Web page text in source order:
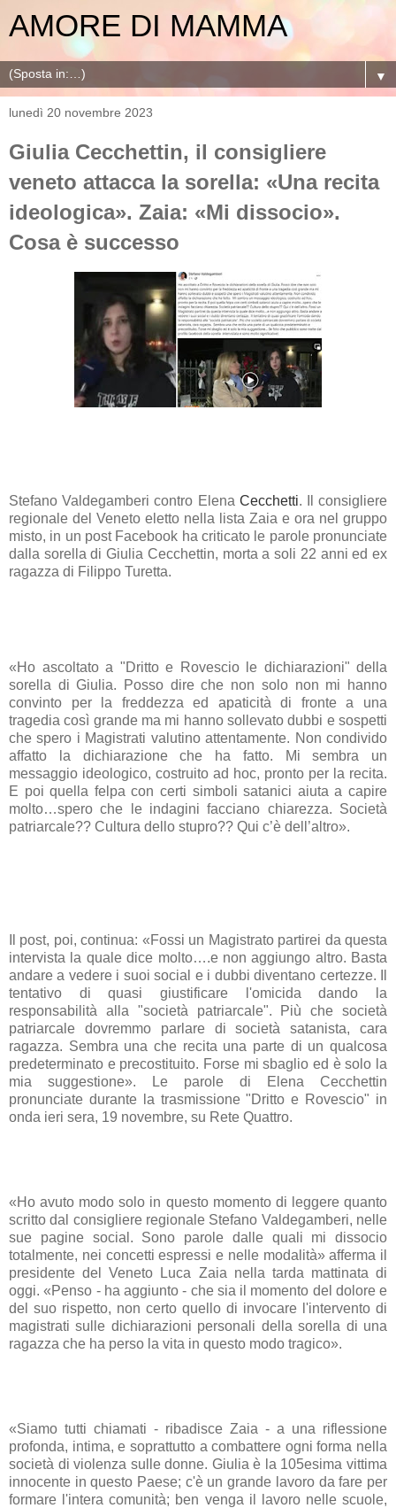
AMORE DI MAMMA
▼
lunedì 20 novembre 2023
Giulia Cecchettin, il consigliere
veneto attacca la sorella: «Una recita
ideologica». Zaia: «Mi dissocio».
Cosa è successo
Stefano Valdegamberi contro Elena Cecchetti. Il consigliere
regionale del Veneto eletto nella lista Zaia e ora nel gruppo
misto, in un post Facebook ha criticato le parole pronunciate
dalla sorella di Giulia Cecchettin, morta a soli 22 anni ed ex
ragazza di Filippo Turetta.
«Ho ascoltato a "Dritto e Rovescio le dichiarazioni" della
sorella di Giulia. Posso dire che non solo non mi hanno
convinto per la freddezza ed apaticità di fronte a una
tragedia così grande ma mi hanno sollevato dubbi e sospetti
che spero i Magistrati valutino attentamente. Non condivido
affatto la dichiarazione che ha fatto. Mi sembra un
messaggio ideologico, costruito ad hoc, pronto per la recita.
E poi quella felpa con certi simboli satanici aiuta a capire
molto…spero che le indagini facciano chiarezza. Società
patriarcale?? Cultura dello stupro?? Qui c’è dell’altro».
Il post, poi, continua: «Fossi un Magistrato partirei da questa
intervista la quale dice molto….e non aggiungo altro. Basta
andare a vedere i suoi social e i dubbi diventano certezze. Il
tentativo di quasi giustificare l'omicida dando la
responsabilità alla "società patriarcale". Più che società
patriarcale dovremmo parlare di società satanista, cara
ragazza. Sembra una che recita una parte di un qualcosa
predeterminato e precostituito. Forse mi sbaglio ed è solo la
mia suggestione». Le parole di Elena Cecchettin
pronunciate durante la trasmissione "Dritto e Rovescio" in
onda ieri sera, 19 novembre, su Rete Quattro.
«Ho avuto modo solo in questo momento di leggere quanto
scritto dal consigliere regionale Stefano Valdegamberi, nelle
sue pagine social. Sono parole dalle quali mi dissocio
totalmente, nei concetti espressi e nelle modalità» afferma il
presidente del Veneto Luca Zaia nella tarda mattinata di
oggi. «Penso - ha aggiunto - che sia il momento del dolore e
del suo rispetto, non certo quello di invocare l'intervento di
magistrati sulle dichiarazioni personali della sorella di una
ragazza che ha perso la vita in questo modo tragico».
«Siamo tutti chiamati - ribadisce Zaia - a una riflessione
profonda, intima, e soprattutto a combattere ogni forma nella
società di violenza sulle donne. Giulia è la 105esima vittima
innocente in questo Paese; c'è un grande lavoro da fare per
formare l'intera comunità; ben venga il lavoro nelle scuole,